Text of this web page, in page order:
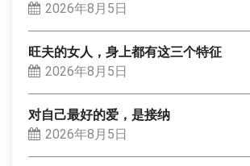
2026年8月5日
旺夫的女人，身上都有这三个特征
2026年8月5日
对自己最好的爱，是接纳
2026年8月5日